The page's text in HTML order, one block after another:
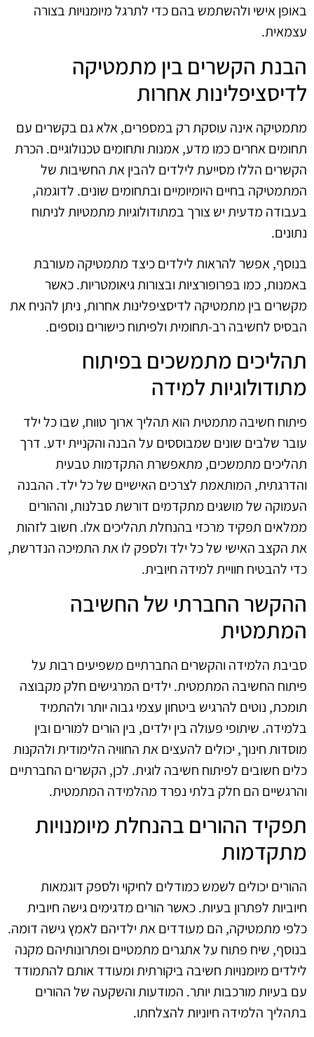
באופן אישי ולהשתמש בהם כדי לתרגל מיומנויות בצורה
עצמאית.
הבנת הקשרים בין מתמטיקה
לדיסציפלינות אחרות
מתמטיקה אינה עוסקת רק במספרים, אלא גם בקשרים עם
תחומים אחרים כמו מדע, אמנות ותחומים טכנולוגיים. הכרת
הקשרים הללו מסייעת לילדים להבין את החשיבות של
המתמטיקה בחיים היומיומיים ובתחומים שונים. לדוגמה,
בעבודה מדעית יש צורך במתודולוגיות מתמטיות לניתוח
נתונים.
בנוסף, אפשר להראות לילדים כיצד מתמטיקה מעורבת
באמנות, כמו בפרופורציות ובצורות גיאומטריות. כאשר
מקשרים בין מתמטיקה לדיסציפלינות אחרות, ניתן להניח את
הבסיס לחשיבה רב-תחומית ולפיתוח כישורים נוספים.
תהליכים מתמשכים בפיתוח
מתודולוגיות למידה
פיתוח חשיבה מתמטית הוא תהליך ארוך טווח, שבו כל ילד
עובר שלבים שונים שמבוססים על הבנה והקניית ידע. דרך
תהליכים מתמשכים, מתאפשרת התקדמות טבעית
והדרגתית, המותאמת לצרכים האישיים של כל ילד. ההבנה
העמוקה של מושגים מתקדמים דורשת סבלנות, וההורים
ממלאים תפקיד מרכזי בהנחלת תהליכים אלו. חשוב לזהות
את הקצב האישי של כל ילד ולספק לו את התמיכה הנדרשת,
כדי להבטיח חוויית למידה חיובית.
ההקשר החברתי של החשיבה
המתמטית
סביבת הלמידה והקשרים החברתיים משפיעים רבות על
פיתוח החשיבה המתמטית. ילדים המרגישים חלק מקבוצה
תומכת, נוטים להרגיש ביטחון עצמי גבוה יותר ולהתמיד
בלמידה. שיתופי פעולה בין ילדים, בין הורים למורים ובין
מוסדות חינוך, יכולים להעצים את החוויה הלימודית ולהקנות
כלים חשובים לפיתוח חשיבה לוגית. לכן, הקשרים החברתיים
והרגשיים הם חלק בלתי נפרד מהלמידה המתמטית.
תפקיד ההורים בהנחלת מיומנויות
מתקדמות
ההורים יכולים לשמש כמודלים לחיקוי ולספק דוגמאות
חיוביות לפתרון בעיות. כאשר הורים מדגימים גישה חיובית
כלפי מתמטיקה, הם מעודדים את ילדיהם לאמץ גישה דומה.
בנוסף, שיח פתוח על אתגרים מתמטיים ופתרונותיהם מקנה
לילדים מיומנויות חשיבה ביקורתית ומעודד אותם להתמודד
עם בעיות מורכבות יותר. המודעות והשקעה של ההורים
בתהליך הלמידה חיוניות להצלחתו.